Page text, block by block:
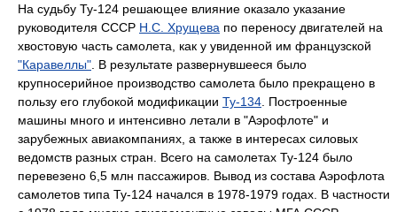
На судьбу Ту-124 решающее влияние оказало указание
руководителя СССР Н.С. Хрущева по переносу двигателей на
хвостовую часть самолета, как у увиденной им французской
"Каравеллы" . В результате развернувшееся было
крупносерийное производство самолета было прекращено в
пользу его глубокой модификации Ту-134 . Построенные
машины много и интенсивно летали в "Аэрофлоте" и
зарубежных авиакомпаниях, а также в интересах силовых
ведомств разных стран. Всего на самолетах Ту-124 было
перевезено 6,5 млн пассажиров. Вывод из состава Аэрофлота
самолетов типа Ту-124 начался в 1978-1979 годах. В частности